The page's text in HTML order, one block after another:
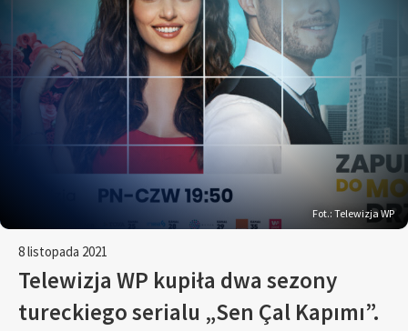
Fot.: Telewizja WP
8 listopada 2021
Telewizja WP kupiła dwa sezony
tureckiego serialu „Sen Çal Kapımı”.